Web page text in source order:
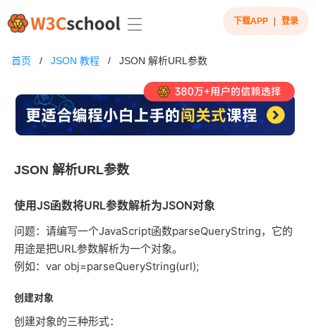
下载APP 登录
首页 / JSON 教程 / JSON 解析URL参数
JSON 解析URL参数
使用JS函数将URL参数解析为JSON对象
问题：请编写一个JavaScript函数parseQueryString，它的
用途是把URL参数解析为一个对象。
例如：var obj=parseQueryString(url);
创建对象
创建对象的三种形式：